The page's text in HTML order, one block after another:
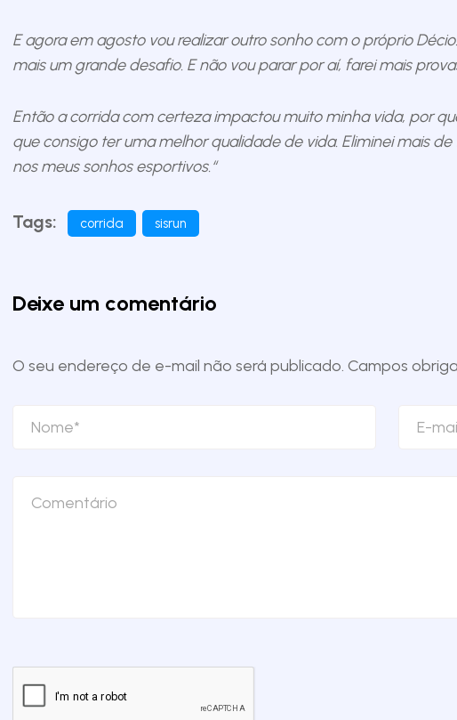
E agora em agosto vou realizar outro sonho com o próprio
mais um grande desafio. E não vou parar por aí, farei mais
Então a corrida com certeza impactou muito minha vida, por
que consigo ter uma melhor qualidade de vida. Eliminei mais
nos meus sonhos esportivos.“
Tags: corrida sisrun
Deixe um comentário
O seu endereço de e-mail não será publicado. Campos